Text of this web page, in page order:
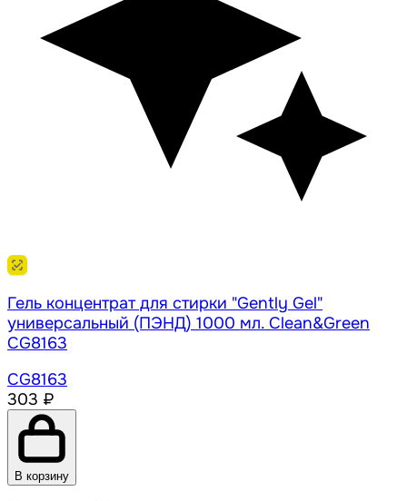
Гель концентрат для стирки "Gently Gel"
универсальный (ПЭНД) 1000 мл. Clean&Green
CG8163
CG8163
303 ₽
В корзину